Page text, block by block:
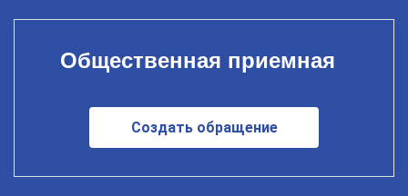
Общественная приемная
Создать обращение